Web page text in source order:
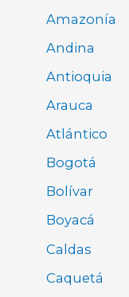
Amazonía
Andina
Antioquia
Arauca
Atlántico
Bogotá
Bolívar
Boyacá
Caldas
Caquetá